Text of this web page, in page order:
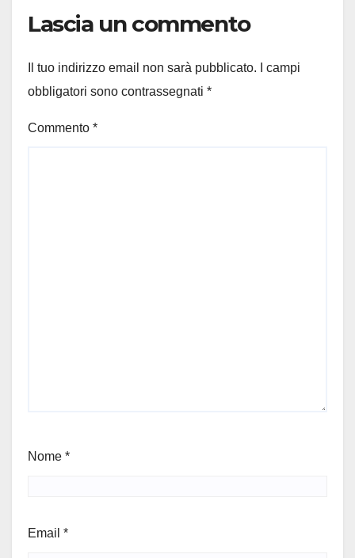
Lascia un commento
Il tuo indirizzo email non sarà pubblicato.
I campi
obbligatori sono contrassegnati *
Commento *
Nome *
Email *